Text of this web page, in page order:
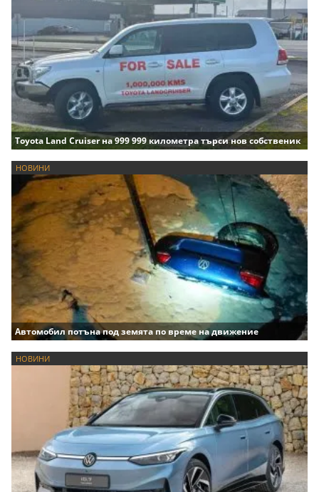
Toyota Land Cruiser на 999 999 километра търси нов собственик
НОВИНИ
Автомобил потъна под земята по време на движение
НОВИНИ